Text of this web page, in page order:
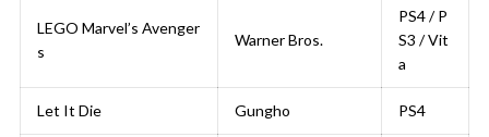
LEGO Marvel’s Avenger
s
Warner Bros.
PS4 / P
S3 / Vit
a
Let It Die Gungho PS4